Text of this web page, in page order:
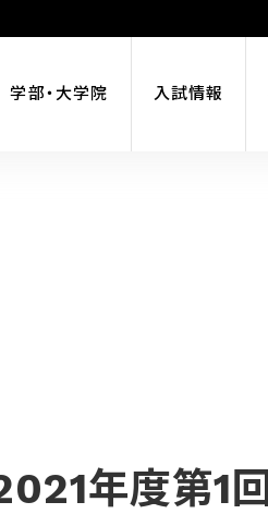
学部・大学院 入試情報
2021年度第1